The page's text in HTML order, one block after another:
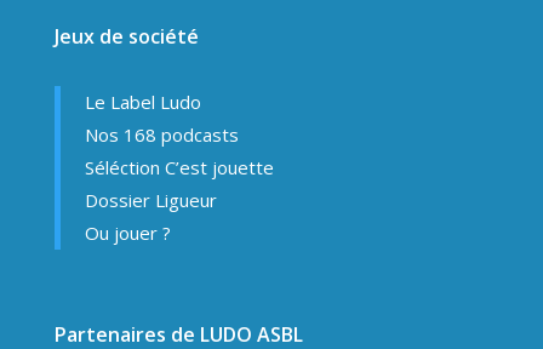
Jeux de société
Le Label Ludo
Nos 168 podcasts
Séléction C’est jouette
Dossier Ligueur
Ou jouer ?
Partenaires de LUDO ASBL